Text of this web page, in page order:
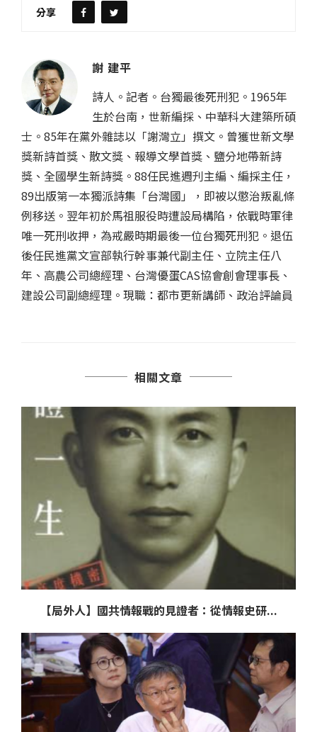
分享
謝 建平
詩人。記者。台獨最後死刑犯。1965年
生於台南，世新編採、中華科大建築所碩
士。85年在黨外雜誌以「謝灣立」撰文。曾獲世新文學
獎新詩首獎、散文獎、報導文學首獎、鹽分地帶新詩
獎、全國學生新詩獎。88任民進週刋主編、編採主任，
89出版第一本獨派詩集「台灣國」，即被以懲治叛亂條
例移送。翌年初於馬祖服役時遭設局構陷，依戰時軍律
唯一死刑收押，為戒嚴時期最後一位台獨死刑犯。退伍
後任民進黨文宣部執行幹事兼代副主任、立院主任八
年、高農公司總經理、台灣優蛋CAS協會創會理事長、
建設公司副總經理。現職：都市更新講師、政治評論員
相關文章
【局外人】國共情報戰的見證者：從情報史研...